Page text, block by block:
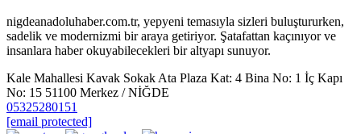
nigdeanadoluhaber.com.tr, yepyeni temasıyla sizleri buluştururken,
sadelik ve modernizmi bir araya getiriyor. Şatafattan kaçınıyor ve
insanlara haber okuyabilecekleri bir altyapı sunuyor.
Kale Mahallesi Kavak Sokak Ata Plaza Kat: 4 Bina No: 1 İç Kapı
No: 15 51100 Merkez / NİĞDE
05325280151
[email protected]